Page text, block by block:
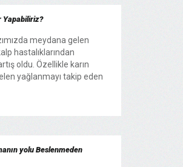
Yapabiliriz?
meydana gelen
hastalıklarından
oldu. Özellikle karın
yağlanmayı takip eden
yolu Beslenmeden